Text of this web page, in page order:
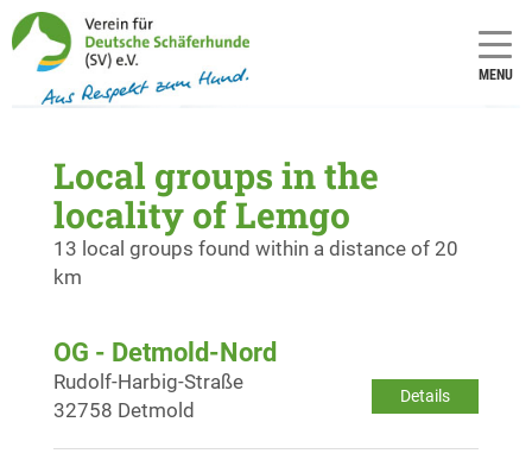
MENU
Local groups in the
locality of Lemgo
13 local groups found within a distance of 20
km
OG - Detmold-Nord
Details
Rudolf-Harbig-Straße
32758 Detmold